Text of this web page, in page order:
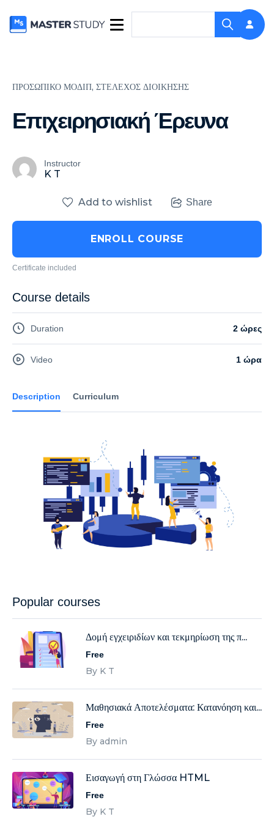
ΠΡΟΣΩΠΙΚΟ ΜΟΔΙΠ, ΣΤΕΛΕΧΟΣ ΔΙΟΙΚΗΣΗΣ
Επιχειρησιακή Έρευνα
Instructor
K T
Description Curriculum
Add to wishlist Share
ENROLL COURSE
Certificate included
Course details
Duration 2 ώρες
Video 1 ώρα
Popular courses
Δομή εγχειριδίων και τεκμηρίωση της π...
Free
By K T
Μαθησιακά Αποτελέσματα: Κατανόηση και...
Free
By admin
Εισαγωγή στη Γλώσσα HTML
Free
By K T